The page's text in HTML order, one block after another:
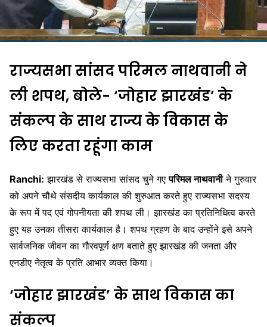
राज्यसभा सांसद परिमल नाथवानी ने
ली शपथ, बोले- ‘जोहार झारखंड’ के
संकल्प के साथ राज्य के विकास के
लिए करता रहूंगा काम
Ranchi: झारखंड से राज्यसभा सांसद चुने गएपरिमल नाथवानीने गुरुवार
को अपने चौथे संसदीय कार्यकाल की शुरुआत करते हुए राज्यसभा सदस्य
के रूप में पद एवं गोपनीयता की शपथ ली। झारखंड का प्रतिनिधित्व करते
हुए यह उनका तीसरा कार्यकाल है। शपथ ग्रहण के बाद उन्होंने इसे अपने
सार्वजनिक जीवन का गौरवपूर्ण क्षण बताते हुए झारखंड की जनता और
एनडीए नेतृत्व के प्रति आभार व्यक्त किया।
‘जोहार झारखंड’ के साथ विकास का
संकल्प